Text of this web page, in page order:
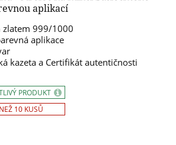
aplikací
zlatem 999/1000
aplikace
kazeta a Certifikát autentičnosti
PRODUKT
10 KUSŮ